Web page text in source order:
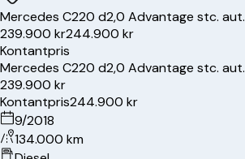
Mercedes C220 d2,0 Advantage stc. aut.
239.900 kr244.900 kr
Kontantpris
Mercedes C220 d2,0 Advantage stc. aut.
239.900 kr
Kontantpris244.900 kr
9/2018
134.000 km